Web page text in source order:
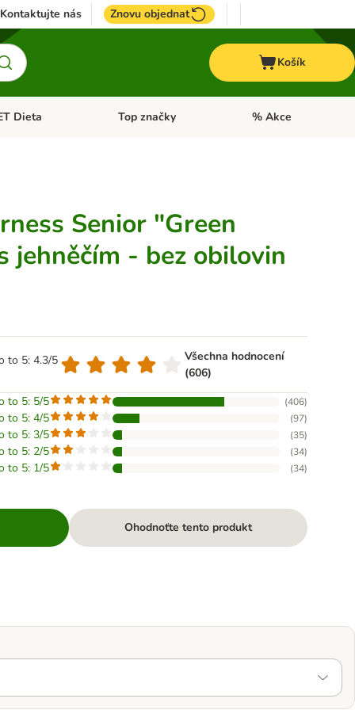
Kontaktujte nás Znovu objednat
Košík
menu: Koně
Dieta Otevřít menu: + VET Dieta
Top značky Otevřít menu: Top
% Akce
Senior "Green
jehněčím - bez obilovin
to 5: 4.3/5
Všechna hodnocení
(606)
to 5: 5/5
(406)
to 5: 4/5 (97)
to 5: 3/5 (35)
to 5: 2/5 (34)
to 5: 1/5 (34)
Ohodnoťte tento produkt